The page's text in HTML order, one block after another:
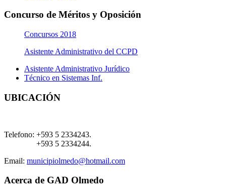
Concurso de Méritos y Oposición
Concursos 2018
Asistente Administrativo del CCPD
Asistente Administrativo Jurídico
Técnico en Sistemas Inf.
UBICACIÓN
Telefono: +593 5 2334243.
+593 5 2334244.
Email: municipiolmedo@hotmail.com
Acerca de GAD Olmedo